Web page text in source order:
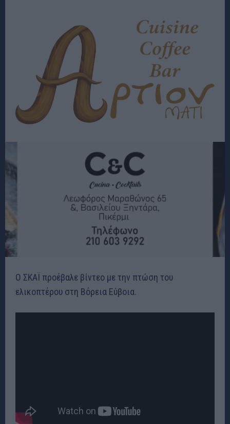
Ο ΣΚΑΪ προέβαλε βίντεο με την πτώση του
ελικοπτέρου στη Βόρεια Εύβοια.